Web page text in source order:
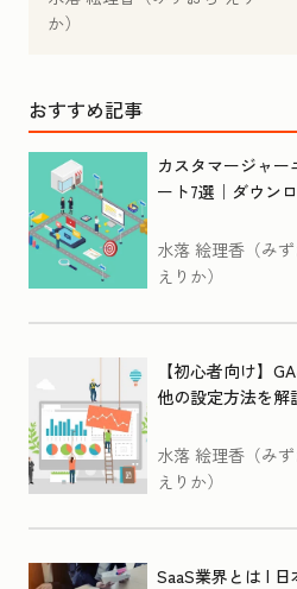
か）
おすすめ記事
カスタマージャ
ート7選｜ダウン
水落 絵理香（み
えりか）
【初心者向け】
他の設定方法を解
水落 絵理香（み
えりか）
SaaS業界とは |